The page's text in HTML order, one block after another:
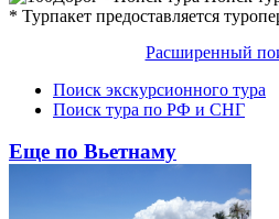
* Турпакет предоставляется
Расширенный
Поиск экскурсионного тура
Поиск тура по РФ и СНГ
Еще по Вьетнаму